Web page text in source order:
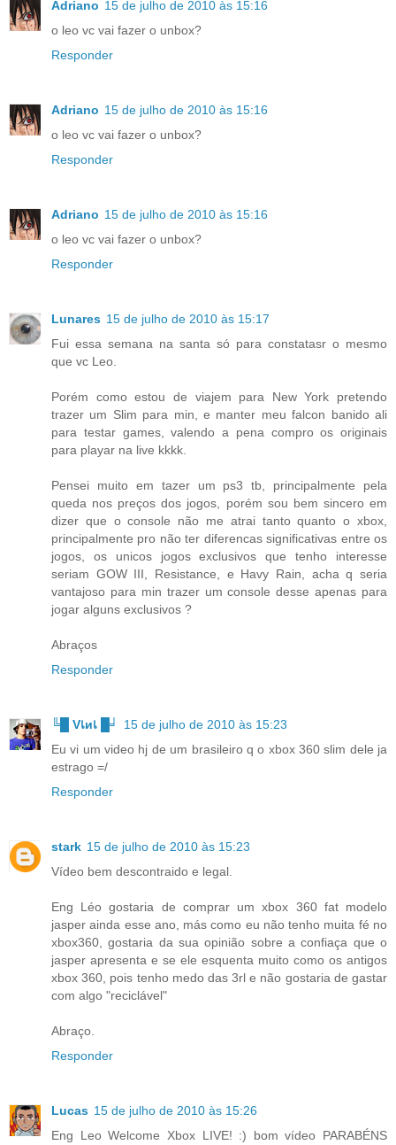
Adriano 15 de julho de 2010 às 15:16
o leo vc vai fazer o unbox?
Responder
Adriano 15 de julho de 2010 às 15:16
o leo vc vai fazer o unbox?
Responder
Adriano 15 de julho de 2010 às 15:16
o leo vc vai fazer o unbox?
Responder
Lunares 15 de julho de 2010 às 15:17
Fui essa semana na santa só para constatasr o mesmo
que vc Leo.
Porém como estou de viajem para New York pretendo
trazer um Slim para min, e manter meu falcon banido ali
para testar games, valendo a pena compro os originais
para playar na live kkkk.
Pensei muito em tazer um ps3 tb, principalmente pela
queda nos preços dos jogos, porém sou bem sincero em
dizer que o console não me atrai tanto quanto o xbox,
principalmente pro não ter diferencas significativas entre os
jogos, os unicos jogos exclusivos que tenho interesse
seriam GOW III, Resistance, e Havy Rain, acha q seria
vantajoso para min trazer um console desse apenas para
jogar alguns exclusivos ?
Abraços
Responder
╚█ Vเиเ █╛
15 de julho de 2010 às 15:23
Eu vi um video hj de um brasileiro q o xbox 360 slim dele ja
estrago =/
Responder
stark 15 de julho de 2010 às 15:23
Vídeo bem descontraido e legal.
Eng Léo gostaria de comprar um xbox 360 fat modelo
jasper ainda esse ano, más como eu não tenho muita fé no
xbox360, gostaria da sua opinião sobre a confiaça que o
jasper apresenta e se ele esquenta muito como os antigos
xbox 360, pois tenho medo das 3rl e não gostaria de gastar
com algo "reciclável"
Abraço.
Responder
Lucas 15 de julho de 2010 às 15:26
Eng Leo Welcome Xbox LIVE! :) bom vídeo PARABÉNS